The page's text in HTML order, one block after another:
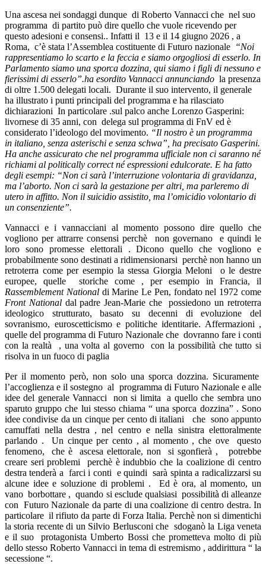
Una ascesa nei sondaggi dunque di Roberto Vannacci che nel suo
programma di partito può dire quello che vuole ricevendo per
questo adesioni e consensi.. Infatti il 13 e il 14 giugno 2026 , a
Roma, c’è stata l’Assemblea costituente di Futuro nazionale “Noi
rappresentiamo lo scarto e la feccia e siamo orgogliosi di esserlo. In
Parlamento siamo una sporca dozzina, qui siamo i figli di nessuno e
fierissimi di esserlo”.ha esordito Vannacci annunciando la presenza
di oltre 1.500 delegati locali. Durante il suo intervento, il generale
ha illustrato i punti principali del programma e ha rilasciato
dichiarazioni In particolare .sul palco anche Lorenzo Gasperini:
livornese di 35 anni, con delega sul programma di FnV ed è
considerato l’ideologo del movimento. “Il nostro è un programma
in italiano, senza asterischi e senza schwa”, ha precisato Gasperini.
Ha anche assicurato che nel programma ufficiale non ci saranno né
richiami al politically correct né espressioni edulcorate. E ha fatto
degli esempi: “Non ci sarà l’interruzione volontaria di gravidanza,
ma l’aborto. Non ci sarà la gestazione per altri, ma parleremo di
utero in affitto. Non il suicidio assistito, ma l’omicidio volontario di
un consenziente”.
Vannacci e i vannacciani al momento possono dire quello che
vogliono per attrarre consensi perchè non governano e quindi le
loro sono promesse elettorali . Dicono quello che vogliono e
probabilmente sono destinati a ridimensionarsi perchè non hanno un
retroterra come per esempio la stessa Giorgia Meloni o le destre
europee, quelle storiche come , per esempio in Francia, il
Rassemblement Nationaldi Marine Le Pen, fondato nel 1972 come
Front Nationaldal padre Jean-Marie che possiedono un retroterra
ideologico strutturato, basato su decenni di evoluzione del
sovranismo, euroscetticismo e politiche identitarie. Affermazioni ,
quelle del programma di Futuro Nazionale che dovranno fare i conti
con la realtà , una volta al governo con la possibilità che tutto si
risolva in un fuoco di paglia
Per il momento però, non solo una sporca dozzina. Sicuramente
l’accoglienza e il sostegno al programma di Futuro Nazionale e alle
idee del generale Vannacci non si limita a quello che sembra uno
sparuto gruppo che lui stesso chiama “ una sporca dozzina” . Sono
idee condivise da un cinque per cento di italiani che sono appunto
camuffati nella destra , nel centro e nella sinistra elettoralmente
parlando . Un cinque per cento , al momento , che ove questo
fenomeno, che è ascesa elettorale, non si sgonfierà , potrebbe
creare seri problemi perchè è indubbio che la coalizione di centro
destra tenderà a farci i conti e quindi sarà spinta a radicalizzarsi su
alcune idee e soluzione di problemi . Ed è ora, al momento, un
vano borbottare , quando si esclude qualsiasi possibilità di alleanze
con Futuro Nazionale da parte di una coalizione di centro destra. In
particolare il rifiuto da parte di Forza Italia. Perchè non si dimentichi
la storia recente di un Silvio Berlusconi che sdoganò la Liga veneta
e il suo protagonista Umberto Bossi che prometteva molto di più
dello stesso Roberto Vannacci in tema di estremismo , addirittura “ la
secessione “.